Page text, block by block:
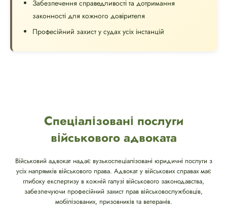
Забезпечення справедливості та дотримання
законності для кожного довірителя
Професійний захист у судах усіх інстанцій
Спеціалізовані послуги
військового адвоката
Військовий адвокат надає вузькоспеціалізовані юридичні послуги з
усіх напрямків військового права. Адвокат у військових справах має
глибоку експертизу в кожній галузі військового законодавства,
забезпечуючи професійний захист прав військовослужбовців,
мобілізованих, призовників та ветеранів.